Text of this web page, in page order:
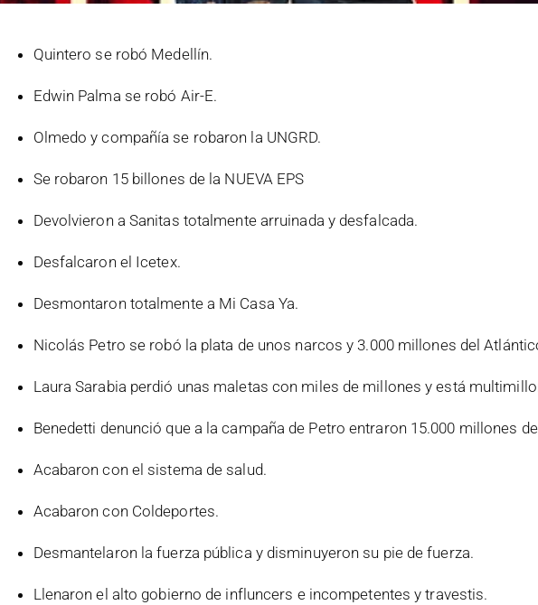
Quintero se robó Medellín.
Edwin Palma se robó Air-E.
Olmedo y compañía se robaron la UNGRD.
Se robaron 15 billones de la NUEVA EPS
Devolvieron a Sanitas totalmente arruinada y desfalcada.
Desfalcaron el Icetex.
Desmontaron totalmente a Mi Casa Ya.
Nicolás Petro se robó la plata de unos narcos y 3.000 millones del
Laura Sarabia perdió unas maletas con miles de millones y está
Benedetti denunció que a la campaña de Petro entraron 15.000 millones
Acabaron con el sistema de salud.
Acabaron con Coldeportes.
Desmantelaron la fuerza pública y disminuyeron su pie de fuerza.
Llenaron el alto gobierno de influncers e incompetentes y travestis.